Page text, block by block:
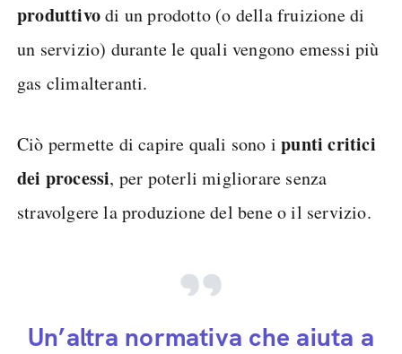
produttivodi un prodotto (o della fruizione di
un servizio) durante le quali vengono emessi più
gas climalteranti.
Ciò permette di capire quali sono ipunti critici
dei processi, per poterli migliorare senza
stravolgere la produzione del bene o il servizio.
Un’altra normativa che aiuta a